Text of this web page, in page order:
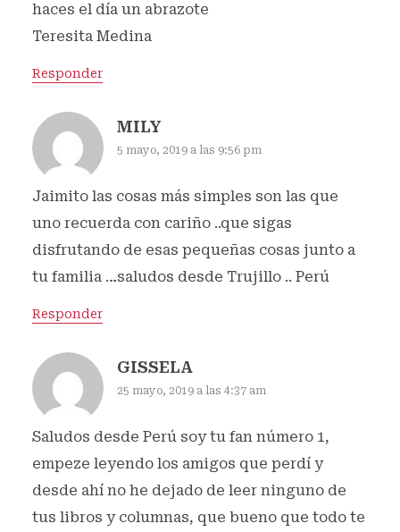
haces el día un abrazote
Teresita Medina
Responder
MILY
5 mayo, 2019 a las 9:56 pm
Jaimito las cosas más simples son las que
uno recuerda con cariño ..que sigas
disfrutando de esas pequeñas cosas junto a
tu familia …saludos desde Trujillo .. Perú
Responder
GISSELA
25 mayo, 2019 a las 4:37 am
Saludos desde Perú soy tu fan número 1,
empeze leyendo los amigos que perdí y
desde ahí no he dejado de leer ninguno de
tus libros y columnas, que bueno que todo te